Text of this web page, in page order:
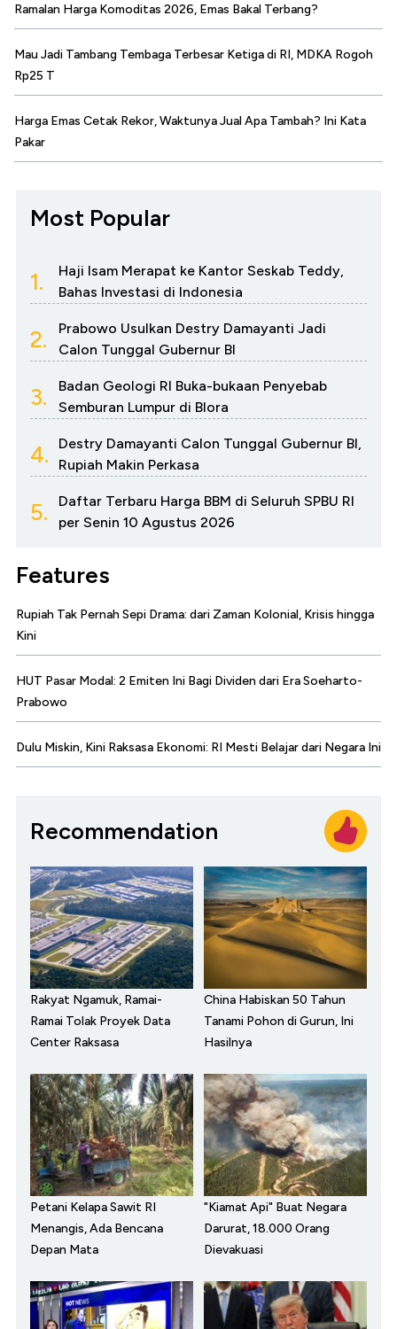
Ramalan Harga Komoditas 2026, Emas Bakal Terbang?
Mau Jadi Tambang Tembaga Terbesar Ketiga di RI, MDKA Rogoh
Rp25 T
Harga Emas Cetak Rekor, Waktunya Jual Apa Tambah? Ini Kata
Pakar
Most Popular
1.
Haji Isam Merapat ke Kantor Seskab Teddy,
Bahas Investasi di Indonesia
2.
Prabowo Usulkan Destry Damayanti Jadi
Calon Tunggal Gubernur BI
3.
Badan Geologi RI Buka-bukaan Penyebab
Semburan Lumpur di Blora
4.
Destry Damayanti Calon Tunggal Gubernur BI,
Rupiah Makin Perkasa
5.
Daftar Terbaru Harga BBM di Seluruh SPBU RI
per Senin 10 Agustus 2026
Features
Rupiah Tak Pernah Sepi Drama: dari Zaman Kolonial, Krisis hingga
Kini
HUT Pasar Modal: 2 Emiten Ini Bagi Dividen dari Era Soeharto-
Prabowo
Dulu Miskin, Kini Raksasa Ekonomi: RI Mesti Belajar dari Negara Ini
Recommendation
Rakyat Ngamuk, Ramai-
Ramai Tolak Proyek Data
Center Raksasa
China Habiskan 50 Tahun
Tanami Pohon di Gurun, Ini
Hasilnya
Petani Kelapa Sawit RI
Menangis, Ada Bencana
Depan Mata
"Kiamat Api" Buat Negara
Darurat, 18.000 Orang
Dievakuasi